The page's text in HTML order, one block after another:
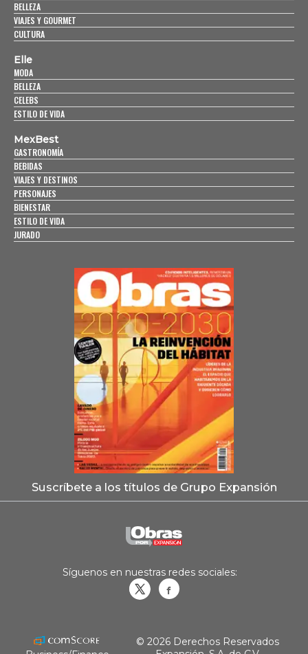
BELLEZA
VIAJES Y GOURMET
CULTURA
Elle
MODA
BELLEZA
CELEBS
ESTILO DE VIDA
MexBest
GASTRONOMÍA
BEBIDAS
VIAJES Y DESTINOS
PERSONAJES
BIENESTAR
ESTILO DE VIDA
JURADO
Suscríbete a los títulos de Grupo Expansión
Síguenos en nuestras redes sociales:
© 2026 Derechos Reservados